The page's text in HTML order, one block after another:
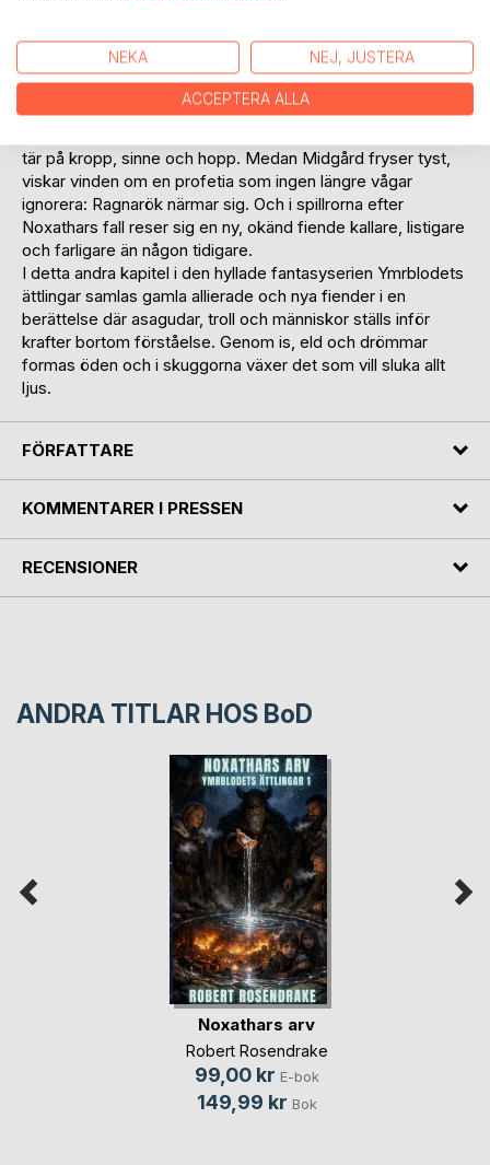
visat sig vara bräcklig. Skuggvarelser smyger fortfarande
genom dimman och sprider kaos bland både människor
och troll. Men detta är bara början.
Den väntade våren kommer aldrig. En evig, bitande vinter
tär på kropp, sinne och hopp. Medan Midgård fryser tyst,
viskar vinden om en profetia som ingen längre vågar
ignorera: Ragnarök närmar sig. Och i spillrorna efter
Noxathars fall reser sig en ny, okänd fiende kallare, listigare
och farligare än någon tidigare.
I detta andra kapitel i den hyllade fantasyserien Ymrblodets
ättlingar samlas gamla allierade och nya fiender i en
berättelse där asagudar, troll och människor ställs inför
krafter bortom förståelse. Genom is, eld och drömmar
formas öden och i skuggorna växer det som vill sluka allt
ljus.
FÖRFATTARE
KOMMENTARER I PRESSEN
RECENSIONER
ANDRA TITLAR HOS BoD
Noxathars arv
Robert Rosendrake
99,00 kr E-bok
149,99 kr Bok
NEKA NEJ, JUSTERA
ACCEPTERA ALLA